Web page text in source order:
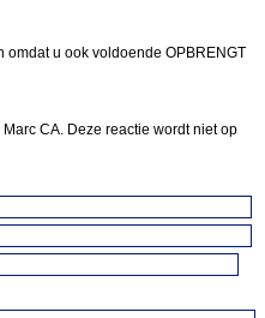
omdat u ook voldoende OPBRENGT
CA. Deze reactie wordt niet op